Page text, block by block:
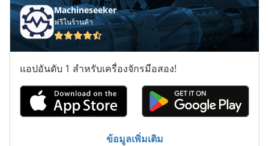
กิ โย ติ น
บอลสกรู
ประเภท
รถเกี่ยว
Machineseeker
ฟรีในร้านค้า
แอปอันดับ 1 สำหรับเครื่องจักรมือสอง!
ข้อมูลเพิ่มเติม